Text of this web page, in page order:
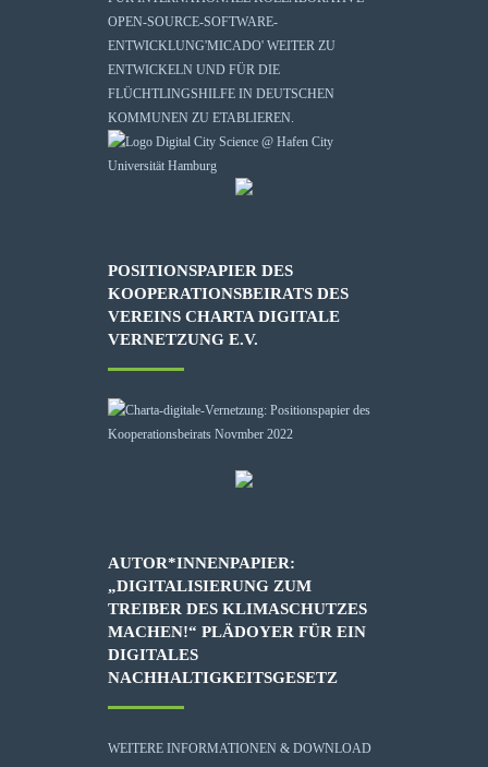
OPEN-SOURCE-SOFTWARE-
ENTWICKLUNG'MICADO' WEITER ZU
ENTWICKELN UND FÜR DIE
FLÜCHTLINGSHILFE IN DEUTSCHEN
KOMMUNEN ZU ETABLIEREN.
POSITIONSPAPIER DES
KOOPERATIONSBEIRATS DES
VEREINS CHARTA DIGITALE
VERNETZUNG E.V.
AUTOR*INNENPAPIER:
„DIGITALISIERUNG ZUM
TREIBER DES KLIMASCHUTZES
MACHEN!“ PLÄDOYER FÜR EIN
DIGITALES
NACHHALTIGKEITSGESETZ
WEITERE INFORMATIONEN & DOWNLOAD